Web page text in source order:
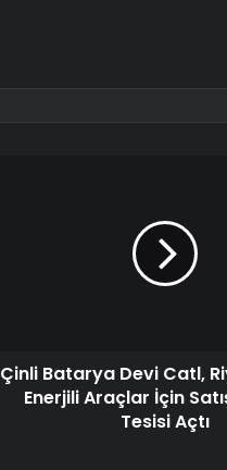
Çinli Batarya Devi Catl,
Enerjili Araçlar İçin
Tesisi Açtı